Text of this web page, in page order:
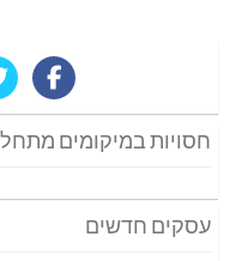
חסויות במיקומים
עסקים חדשים